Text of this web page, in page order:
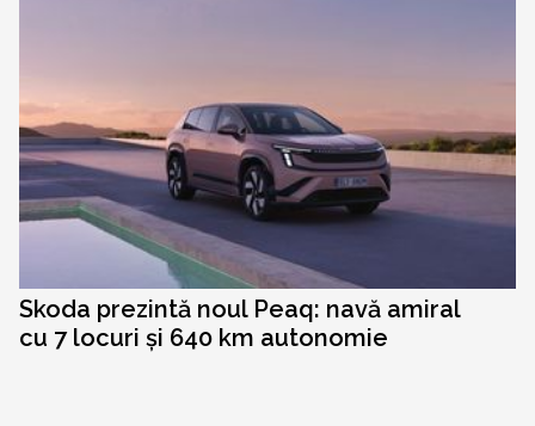
Skoda prezintă noul Peaq: navă amiral
cu 7 locuri și 640 km autonomie